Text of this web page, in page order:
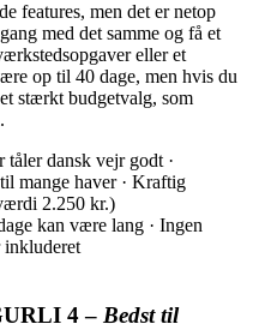
features, men det er netop
med det samme og få et
eller et
op til 40 dage, men hvis du
stærkt budgetvalg, som
dansk vejr godt ·
mange haver · Kraftig
2.250 kr.)
kan være lang · Ingen
inkluderet
4 – Bedst til